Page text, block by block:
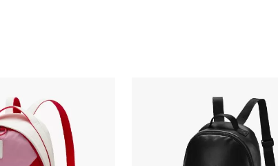
Les options peuvent être choisies sur la
Ce produit a plusieurs variations. Les